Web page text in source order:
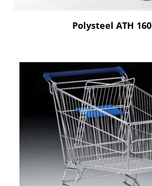
Polysteel ATH 160